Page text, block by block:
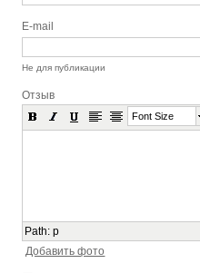
E-mail
Не для публикации
Отзыв
Font Size
Path:p
Добавить фото